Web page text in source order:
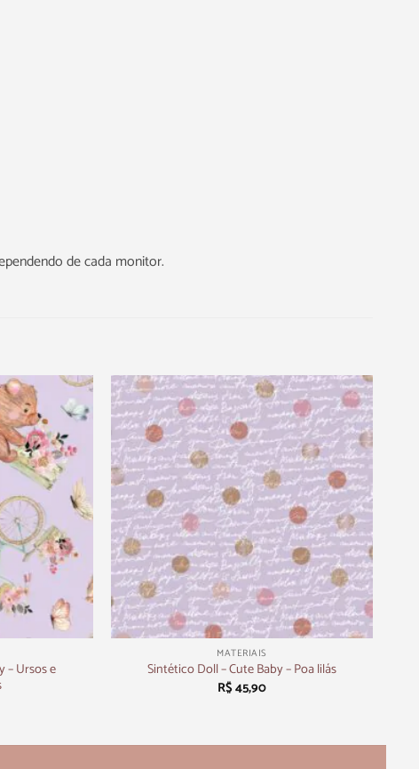
de cada monitor.
– Ursos e
+
MATERIAIS
Sintético Doll – Cute Baby – Poa lilás
R$45,90